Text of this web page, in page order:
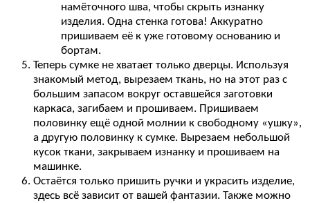
намёточного шва, чтобы скрыть изнанку
изделия. Одна стенка готова! Аккуратно
пришиваем её к уже готовому основанию и
бортам.
Теперь сумке не хватает только дверцы. Используя
знакомый метод, вырезаем ткань, но на этот раз с
большим запасом вокруг оставшейся заготовки
каркаса, загибаем и прошиваем. Пришиваем
половинку ещё одной молнии к свободному «ушку»,
а другую половинку к сумке. Вырезаем небольшой
кусок ткани, закрываем изнанку и прошиваем на
машинке.
Остаётся только пришить ручки и украсить изделие,
здесь всё зависит от вашей фантазии. Также можно